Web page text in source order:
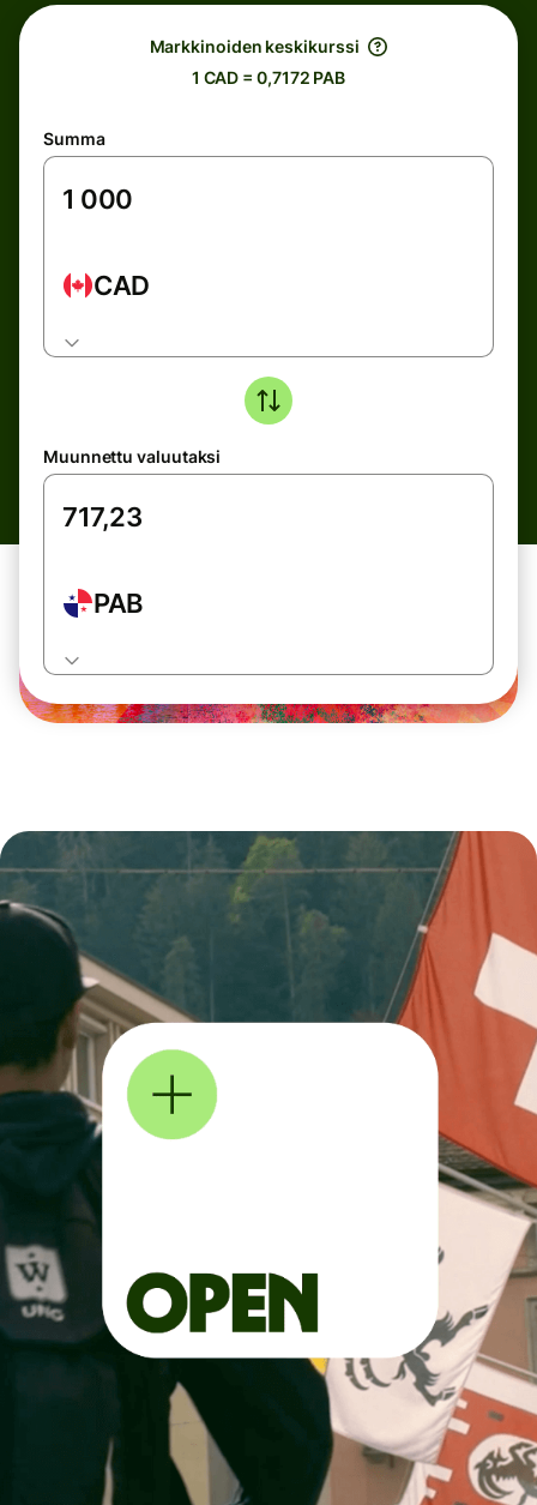
Markkinoiden keskikurssi
1 CAD = 0,7172 PAB
Summa
CAD
Muunnettu valuutaksi
PAB